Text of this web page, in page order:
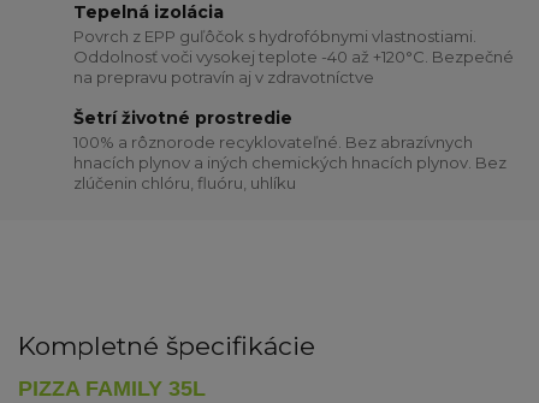
Tepelná izolácia
Povrch z EPP guľôčok s hydrofóbnymi vlastnostiami.
Oddolnosť voči vysokej teplote -40 až +120°C. Bezpečné
na prepravu potravín aj v zdravotníctve
Šetrí životné prostredie
100% a rôznorode recyklovateľné. Bez abrazívnych
hnacích plynov a iných chemických hnacích plynov. Bez
zlúčenin chlóru, fluóru, uhlíku
Kompletné špecifikácie
PIZZA FAMILY 35L